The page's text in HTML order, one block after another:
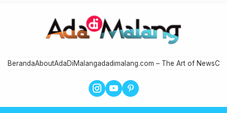
BerandaAboutAdaDiMalangadadimalang.com – The Art of News